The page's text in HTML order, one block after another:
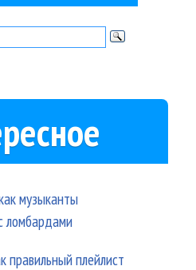
музыканты
ломбардами
правильный плейлист